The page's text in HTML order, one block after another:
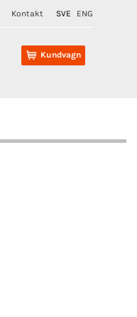
Kontakt SVE ENG
Kundvagn